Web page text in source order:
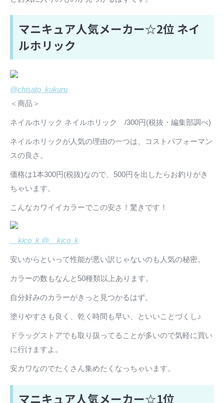
マニキュア人気メーカー☆2位 ネイ
ルホリック
@chisato_kukuru
＜商品＞
ネイルホリック ネイルホリック /300円(税抜・編集部調べ)
ネイルホリックが人気の理由の一つは、コストパフォーマン
スの良さ。
価格は1本300円(税抜)なので、500円を出したらお釣りがき
ちゃいます。
こんなカワイイカラーでこの安さ！驚きです！
__kico_k @__kico_k
安いからといって性能が悪い訳じゃないのも人気の秘密。
カラーの数もなんと50種類以上あります。
自分好みのカラーがきっと見つかるはず。
塗りやすさも良く、乾く時間も早い、といいことづくし♪
ドラッグストアでも取り扱ってることが多いので気軽に買い
に行けますよ。
安カワなのでたくさん集めたくなっちゃいます。
マニキュア人気メーカー☆1位